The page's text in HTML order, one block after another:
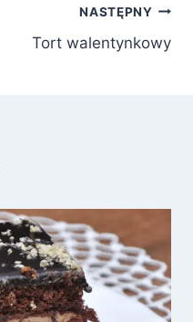
NASTĘPNY
Tort walentynkowy